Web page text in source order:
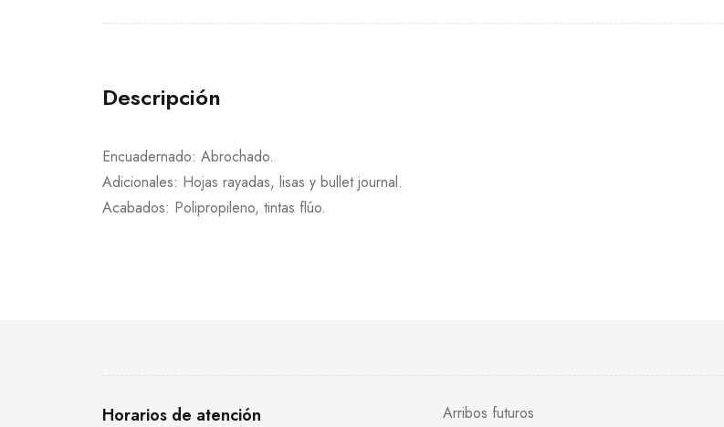
Descripción
Encuadernado: Abrochado.
Adicionales: Hojas rayadas, lisas y bullet journal.
Acabados: Polipropileno, tintas flúo.
Horarios de atención Arribos futuros